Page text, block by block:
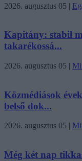
2026. augusztus 05 |
Kapitány: stabil
takarékossá...
2026. augusztus 05 |
Közmédiások
belső dok...
2026. augusztus 05 |
Még két nap